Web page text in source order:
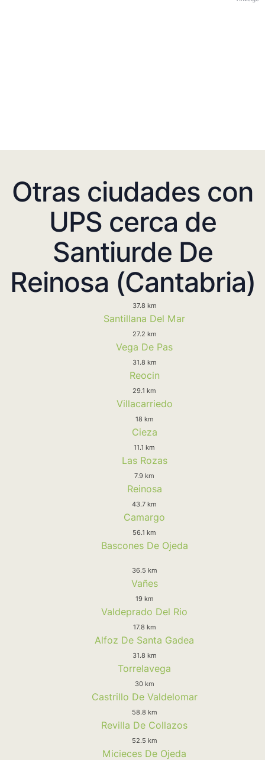
Otras ciudades con
UPS cerca de
Santiurde De
Reinosa (Cantabria)
37.8 km
Santillana Del Mar
27.2 km
Vega De Pas
31.8 km
Reocin
29.1 km
Villacarriedo
18 km
Cieza
11.1 km
Las Rozas
7.9 km
Reinosa
43.7 km
Camargo
56.1 km
Bascones De Ojeda
36.5 km
Vañes
19 km
Valdeprado Del Rio
17.8 km
Alfoz De Santa Gadea
31.8 km
Torrelavega
30 km
Castrillo De Valdelomar
58.8 km
Revilla De Collazos
52.5 km
Micieces De Ojeda